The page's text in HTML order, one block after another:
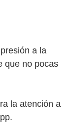
a la
que no pocas
la atención a